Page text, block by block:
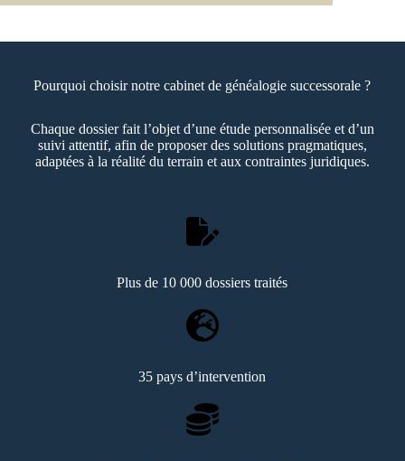
Pourquoi choisir notre cabinet de généalogie successorale ?
Chaque dossier fait l’objet d’une étude personnalisée et d’un
suivi attentif, afin de proposer des solutions pragmatiques,
adaptées à la réalité du terrain et aux contraintes juridiques.
Plus de 10 000 dossiers traités
35 pays d’intervention